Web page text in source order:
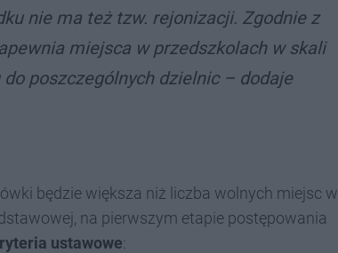
nie ma też tzw. rejonizacji. Zgodnie z
miejsca w przedszkolach w skali
poszczególnych dzielnic – dodaje
będzie większa niż liczba wolnych miejsc w
na pierwszym etapie postępowania
ustawowe: